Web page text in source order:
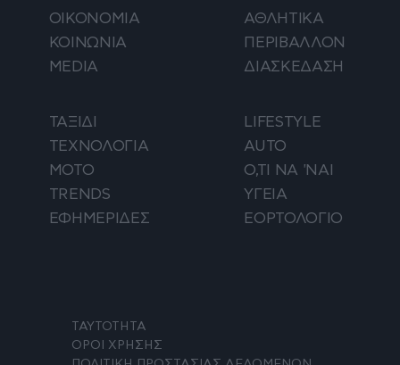
ΟΙΚΟΝΟΜΙΑ
ΑΘΛΗΤΙΚΑ
ΚΟΙΝΩΝΙΑ
ΠΕΡΙΒΑΛΛΟΝ
MEDIA
ΔΙΑΣΚΕΔΑΣΗ
ΤΑΞΙΔΙ
LIFESTYLE
ΤΕΧΝΟΛΟΓΙΑ
AUTO
ΜΟΤΟ
Ο,ΤΙ ΝΑ 'ΝΑΙ
TRENDS
ΥΓΕΙΑ
ΕΦΗΜΕΡΙΔΕΣ
ΕΟΡΤΟΛΟΓΙΟ
ΤΑΥΤΟΤΗΤΑ
ΟΡΟΙ ΧΡΗΣΗΣ